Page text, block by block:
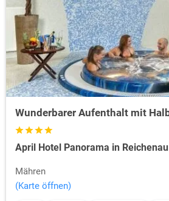
Wunderbarer Aufenthalt mit
April Hotel Panorama in Reichenau
Mähren
(Karte öffnen)